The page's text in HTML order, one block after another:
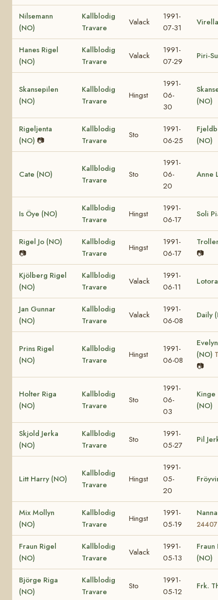
Nilsemann
(NO)
Kallblodig
Travare
Valack
1991-
07-31
Hanes Rigel
(NO)
Kallblodig
Travare
Valack
1991-
07-29
Piri-
Skansepilen
(NO)
Kallblodig
Travare
Hingst
1991-
06-
30
(NO)
Rigeljenta
(NO) 📷
Kallblodig
Travare
Sto
1991-
06-25
(NO)
Cate (NO)
Kallblodig
Travare
Sto
1991-
06-
20
Anne
Is Öye (NO)
Kallblodig
Travare
Hingst
1991-
06-17
Soli
Rigel Jo (NO)
📷
Kallblodig
Travare
Hingst
1991-
06-17
📷
Kjölberg Rigel
(NO)
Kallblodig
Travare
Valack
1991-
06-11
Jan Gunnar
(NO)
Kallblodig
Travare
Valack
1991-
06-08
Daily
Prins Rigel
(NO)
Kallblodig
Travare
Hingst
1991-
06-08
(NO)
📷
Holter Riga
(NO)
Kallblodig
Travare
Sto
1991-
06-
03
Kinge
(NO)
Skjold Jerka
(NO)
Kallblodig
Travare
Sto
1991-
05-27
Pil
Litt Harry (NO)
Kallblodig
Travare
Hingst
1991-
05-
20
Mix Mollyn
(NO)
Kallblodig
Travare
Hingst
1991-
05-19
24407
Fraun Rigel
(NO)
Kallblodig
Travare
Valack
1991-
05-13
Fraun
(NO)
Björge Riga
(NO)
Kallblodig
Travare
Sto
1991-
05-12
Frk.